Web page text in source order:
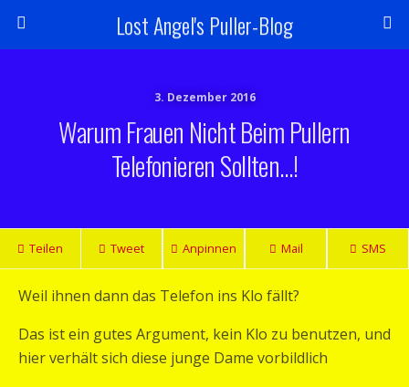
Lost Angel's Puller-Blog
3. Dezember 2016
Warum Frauen Nicht Beim Pullern
Telefonieren Sollten…!
Teilen Tweet Anpinnen Mail SMS
Weil ihnen dann das Telefon ins Klo fällt?
Das ist ein gutes Argument, kein Klo zu benutzen, und
hier verhält sich diese junge Dame vorbildlich